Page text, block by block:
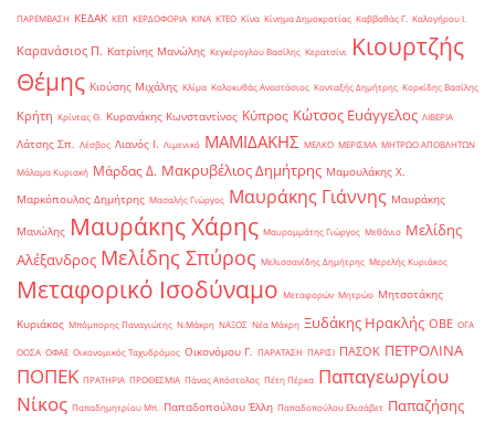
ΠΑΡΕΜΒΑΣΗ ΚΕΔΑΚ ΚΕΠ ΚΕΡΔΟΦΟΡΙΑ ΚΙΝΑ ΚΤΕΟ Κίνα Κίνημα Δημοκρατίας Καββαθάς Γ. Καλογήρου Ι.
Καρανάσιος Π. Κατρίνης Μανώλης Κεγκέρογλου Βασίλης Κερατσίνι
Κιουρτζής
Θέμης Κιούσης Μιχάλης Κλίμα Κολοκυθάς Αναστάσιος Κονταξής Δημήτρης Κορκίδης Βασίλης
Κρήτη Κρίντας Θ. Κυρανάκης Κωνσταντίνος Κύπρος Κώτσος Ευάγγελος ΛΙΒΕΡΙΑ
Λάτσης Σπ. Λέσβος Λιανός Ι. Λιμενικό ΜΑΜΙΔΑΚΗΣ ΜΕΛΚΟ ΜΕΡΙΣΜΑ ΜΗΤΡΩΟ ΑΠΟΒΛΗΤΩΝ
Μάλαμα Κυριακή Μάρδας Δ. Μακρυβέλιος Δημήτρης Μαμουλάκης Χ.
Μαρκόπουλος Δημήτρης Μασαλής Γιώργος Μαυράκης Γιάννης Μαυράκης
Μανώλης Μαυράκης Χάρης Μαυρομμάτης Γιώργος Μεθάνιο Μελίδης
Αλέξανδρος Μελίδης Σπύρος Μελισσανίδης Δημήτρης Μερελής Κυριάκος
Μεταφορικό Ισοδύναμο Μεταφορών Μητρώο Μητσοτάκης
Κυριάκος Μπόμπορης Παναγιώτης Ν.Μάκρη ΝΑΞΟΣ Νέα Μάκρη Ξυδάκης Ηρακλής ΟΒΕ ΟΓΑ
ΟΟΣΑ ΟΦΑΕ Οικονομικός Ταχυδρόμος Οικονόμου Γ. ΠΑΡΑΤΑΣΗ ΠΑΡΙΣΙ ΠΑΣΟΚ ΠΕΤΡΟΛΙΝΑ
ΠΟΠΕΚ ΠΡΑΤΗΡΙΑ ΠΡΟΘΕΣΜΙΑ Πάνας Απόστολος Πέτη Πέρκα Παπαγεωργίου
Νίκος Παπαδημητρίου Μπ. Παπαδοπούλου Έλλη Παπαδοπούλου Ελισάβετ Παπαζήσης